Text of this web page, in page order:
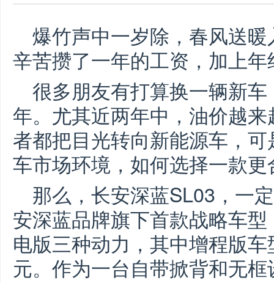
爆竹声中一岁除，春风送
辛苦攒了一年的工资，加上
很多朋友有打算换一辆新
年。尤其近两年中，油价越
者都把目光转向新能源车，
车市场环境，如何选择一款
那么，长安深蓝SL03，一
安深蓝品牌旗下首款战略车
电版三种动力，其中增程版
元。作为一台自带掀背和无